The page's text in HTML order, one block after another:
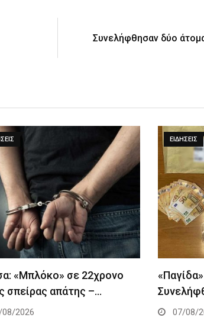
Συνελήφθησαν δύο
«Μπλόκο» σε 22χρονο
σπείρας απάτης –…
2026
ΕΙΔΉΣΕΙΣ
07/08/